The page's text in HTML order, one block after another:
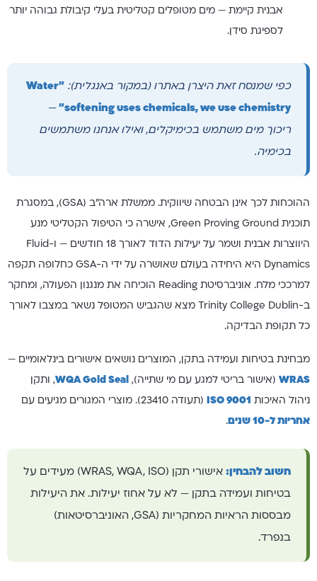
אבנית קיימת — מים מטופלים קטליטית בעלי קיבולת גבוהה יותר
לספיגת סידן.
כפי שמנסח זאת היצרן באתרו (במקור באנגלית): "Water
softening uses chemicals, we use chemistry"
—
ריכוך מים משתמש בכימיקלים, ואילו אנחנו משתמשים
בכימיה.
ההוכחות לכך אינן הבטחה שיווקית. ממשלת ארה"ב (GSA), במסגרת
תוכנית Green Proving Ground, אישרה כי הטיפול הקטליטי מנע
היווצרות אבנית ושמר על יעילות הדוד לאורך 18 חודשים — ו-Fluid
Dynamics היא היחידה בעולם שאושרה על ידי ה-GSA כחלופה תקפה
למרככי מלח. אוניברסיטת Reading הוכיחה את מנגנון הפעולה, ומחקר
ב-Trinity College Dublin מצא שהגביש המטופל נשאר במצבו לאורך
כל תקופת הבדיקה.
מבחינת בטיחות ועמידה בתקן, המוצרים נושאים אישורים בינלאומיים —
WRAS (אישור בריטי למגע עם מי שתייה), WQA Gold Seal, ותקן
ניהול האיכות ISO 9001 (תעודה 23410). מוצרי המגורים מגיעים עם
אחריות ל-10 שנים .
חשוב להבחין: אישורי תקן (WRAS, WQA, ISO) מעידים על
בטיחות ועמידה בתקן — לא על אחוז יעילות. את היעילות
מבססות הראיות המחקריות (GSA, האוניברסיטאות)
בנפרד.